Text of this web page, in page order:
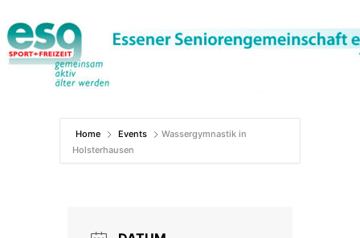
Inhalt
springen
Home Events
Wassergymnastik in
Holsterhausen